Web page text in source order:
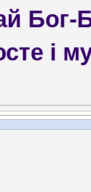
Бог-
і